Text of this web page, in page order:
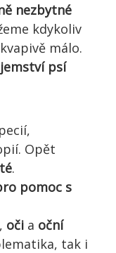
nezbytné
kdykoliv
málo.
psí
Opět
.
pomoc s
, oči a oční
tak i